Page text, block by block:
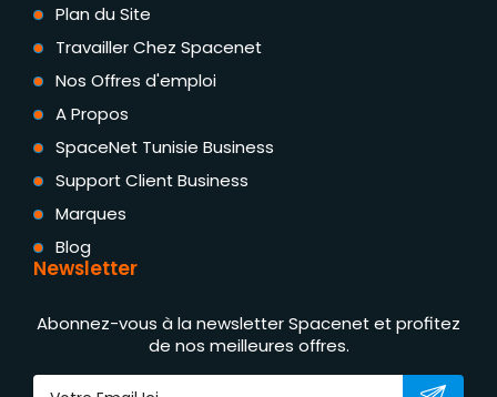
Plan du Site
Travailler Chez Spacenet
Nos Offres d'emploi
A Propos
SpaceNet Tunisie Business
Support Client Business
Marques
Blog
Newsletter
Abonnez-vous à la newsletter Spacenet et profitez
de nos meilleures offres.